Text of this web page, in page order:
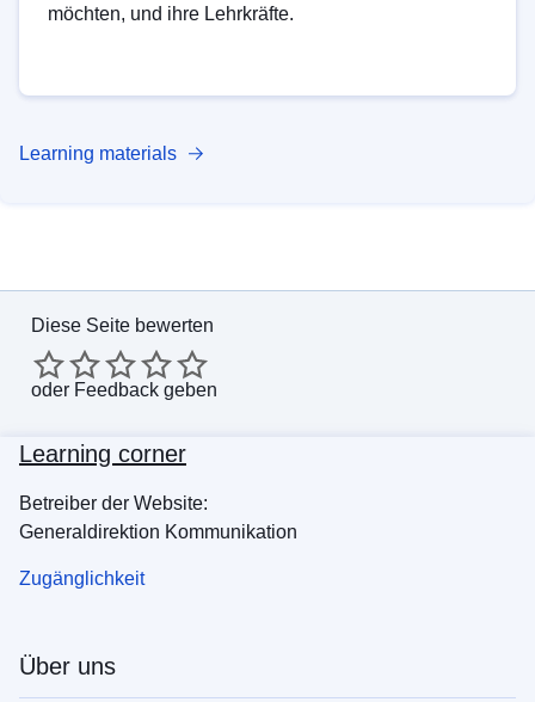
möchten, und ihre Lehrkräfte.
Learning materials
Diese Seite bewerten
oder Feedback geben
Learning corner
Betreiber der Website:
Generaldirektion Kommunikation
Zugänglichkeit
Über uns